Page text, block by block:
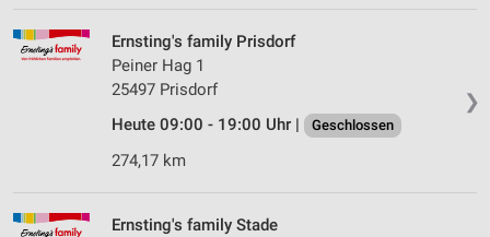
❯
Ernsting's family Prisdorf
Peiner Hag 1
25497 Prisdorf
Heute 09:00 - 19:00 Uhr |
Geschlossen
274,17 km
Ernsting's family Stade